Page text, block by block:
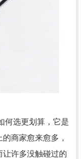
选更划算，它是
商家愈来愈多，
许多没触碰过的